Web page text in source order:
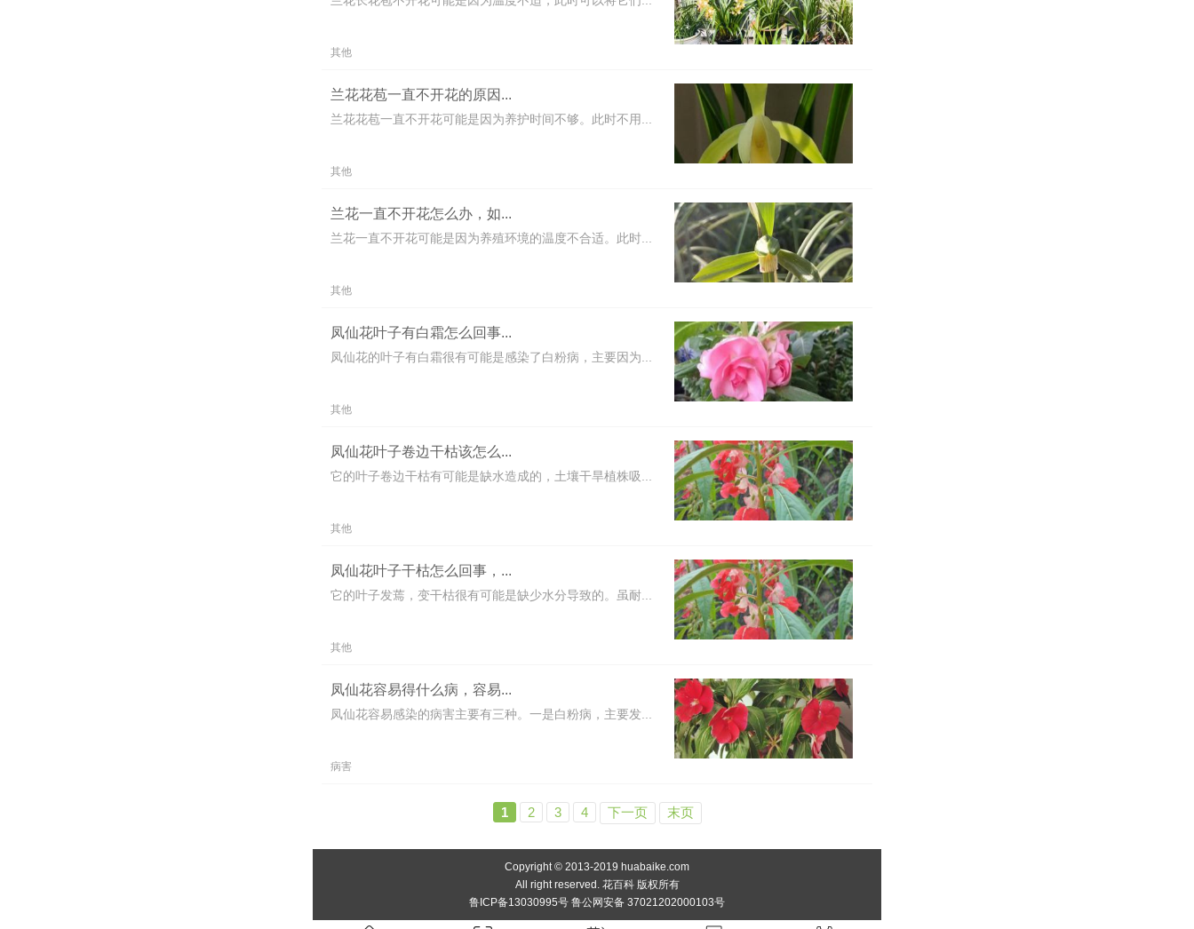
其他
兰花花苞一直不开花的原因...
兰花花苞一直不开花可能是因为养护时间不够。此时不用...
其他
兰花一直不开花怎么办，如...
兰花一直不开花可能是因为养殖环境的温度不合适。此时...
其他
凤仙花叶子有白霜怎么回事...
凤仙花的叶子有白霜很有可能是感染了白粉病，主要因为...
其他
凤仙花叶子卷边干枯该怎么...
它的叶子卷边干枯有可能是缺水造成的，土壤干旱植株吸...
其他
凤仙花叶子干枯怎么回事，...
它的叶子发蔫，变干枯很有可能是缺少水分导致的。虽耐...
其他
凤仙花容易得什么病，容易...
凤仙花容易感染的病害主要有三种。一是白粉病，主要发...
病害
1 2 3 4 下一页 末页
Copyright © 2013-2019 huabaike.com
All right reserved. 花百科 版权所有
鲁ICP备13030995号 鲁公网安备 37021202000103号